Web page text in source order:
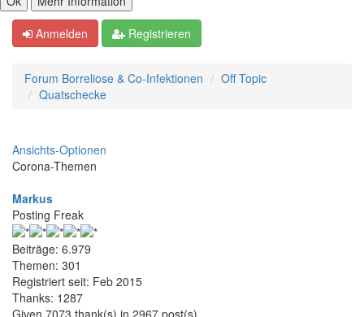
Anmelden Registrieren
Forum Borreliose & Co-Infektionen
Off Topic
Quatschecke
Ansichts-Optionen
Corona-Themen
Markus
Posting Freak
Beiträge: 6.979
Themen: 301
Registriert seit: Feb 2015
Thanks: 1287